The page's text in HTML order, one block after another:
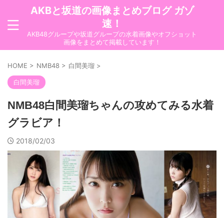
AKBと坂道の画像まとめブログ ガゾ
速！
AKB48グループや坂道グループの水着画像やオフショット
画像をまとめて掲載しています！
HOME > NMB48 > 白間美瑠 >
白間美瑠
NMB48白間美瑠ちゃんの攻めてみる水着
グラビア！
2018/02/03